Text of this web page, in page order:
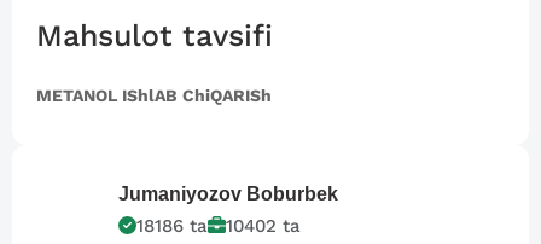
Mahsulot tavsifi
METANOL IShlAB ChiQARISh
Jumaniyozov Boburbek
18186 ta 10402 ta